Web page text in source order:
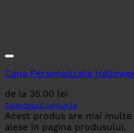
Cana Personalizata
de la 35.00 lei
Selectează opțiunile
Acest produs are mai
alese în pagina produsului.